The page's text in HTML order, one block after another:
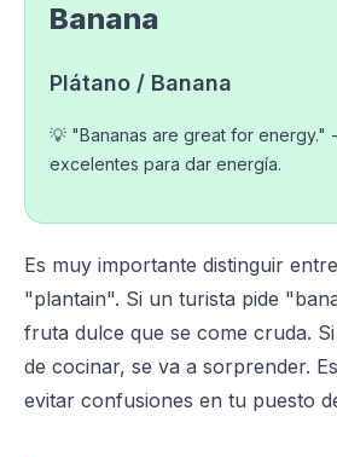
Banana
Plátano / Banana
💡 "Bananas are great for energy."
excelentes para dar energía.
Es muy importante distinguir
"plantain". Si un turista pide
fruta dulce que se come cruda.
de cocinar, se va a sorprender.
evitar confusiones en tu puesto